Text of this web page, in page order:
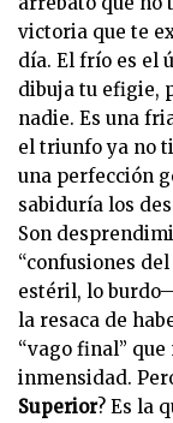
victoria que te
día. El frío es el
dibuja tu efigie,
nadie. Es una
el triunfo ya no
una perfección
sabiduría los
Son
“confusiones
estéril, lo
la resaca de
“vago final”
inmensidad.
Superior? Es la